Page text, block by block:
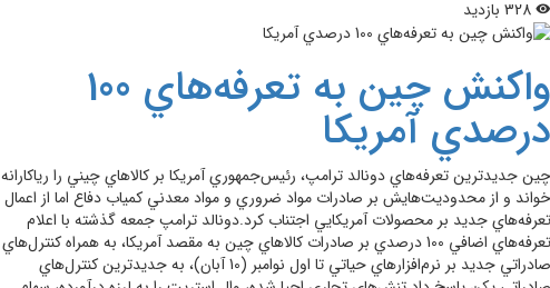
واکنش چين به تعرفه‌هاي 100
درصدي آمريکا
چين جديدترين تعرفه‌هاي دونالد ترامپ، رئيس‌جمهوري آمريکا بر کالاهاي چيني را رياکارانه
خواند و از محدوديت‌هايش بر صادرات مواد ضروري و مواد معدني کمياب دفاع اما از اعمال
تعرفه‌هاي جديد بر محصولات آمريکايي اجتناب کرد.دونالد ترامپ جمعه گذشته با اعلام
تعرفه‌هاي اضافي 100 درصدي بر صادرات کالاهاي چين به مقصد آمريکا، به همراه کنترل‌هاي
صادراتي جديد بر نرم‌افزارهاي حياتي تا اول نوامبر (10 آبان)، به جديدترين کنترل‌هاي